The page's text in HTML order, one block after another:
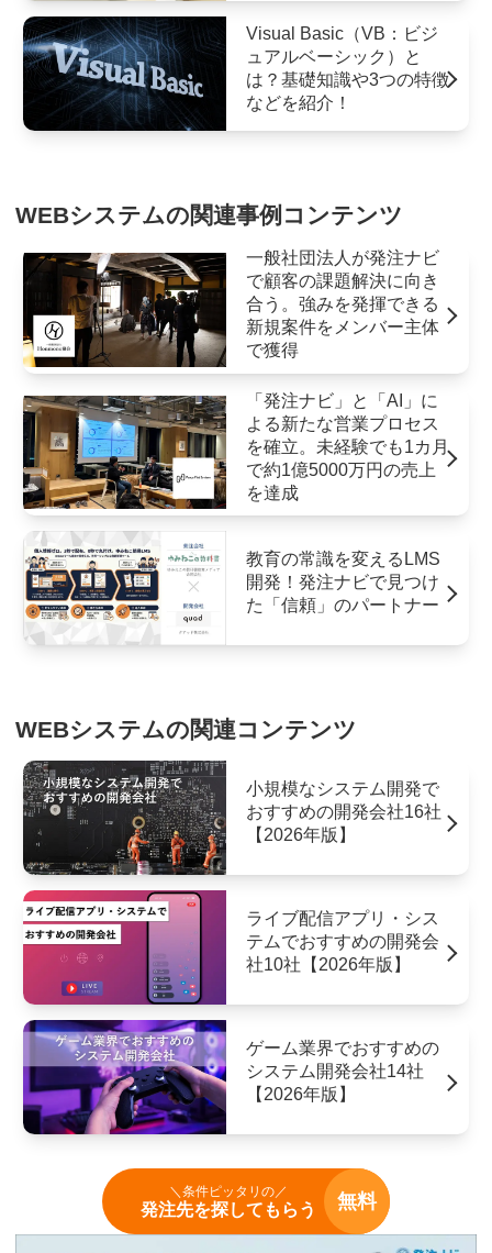
Visual Basic（VB：ビジ
ュアルベーシック）と
は？基礎知識や3つの特徴
などを紹介！
WEBシステムの関連事例コンテンツ
一般社団法人が発注ナビ
で顧客の課題解決に向き
合う。強みを発揮できる
新規案件をメンバー主体
で獲得
「発注ナビ」と「AI」に
よる新たな営業プロセス
を確立。未経験でも1カ月
で約1億5000万円の売上
を達成
教育の常識を変えるLMS
開発！発注ナビで見つけ
た「信頼」のパートナー
WEBシステムの関連コンテンツ
小規模なシステム開発で
おすすめの開発会社16社
【2026年版】
ライブ配信アプリ・シス
テムでおすすめの開発会
社10社【2026年版】
ゲーム業界でおすすめの
システム開発会社14社
【2026年版】
＼条件ピッタリの／
発注先を探してもらう 無料